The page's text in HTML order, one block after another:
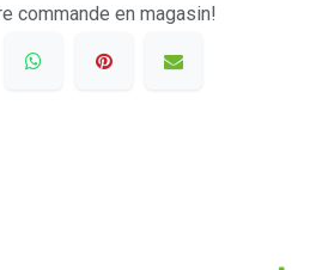
commande en magasin!